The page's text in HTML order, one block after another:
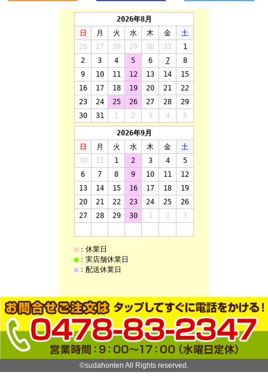
©sudahonten All Rights reserved.